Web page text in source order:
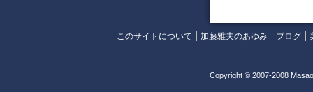
このサイトについて 加藤雅夫のあゆみ ブログ
Copyright © 2007-2008